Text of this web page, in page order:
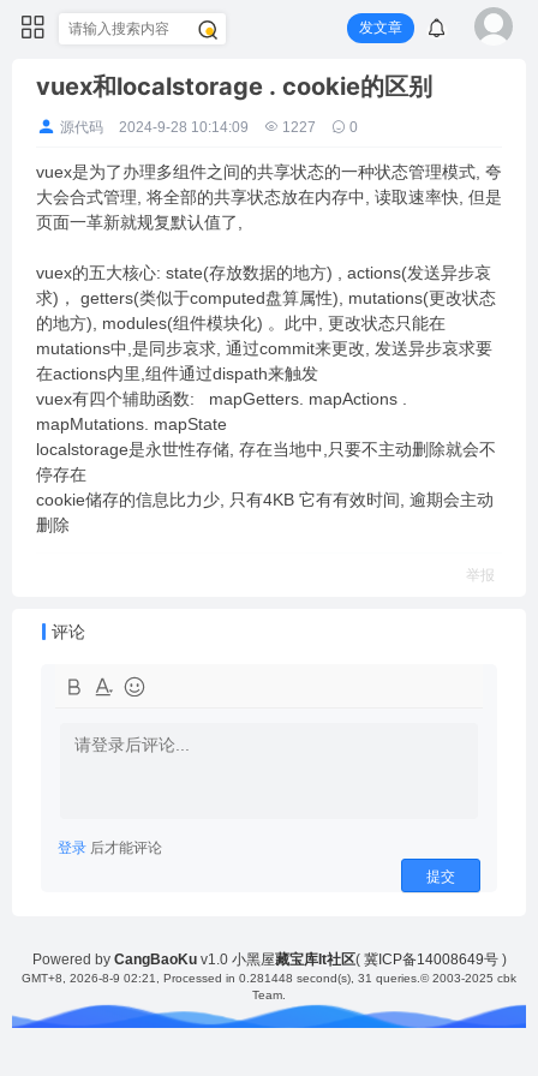
发文章
vuex和localstorage . cookie的区别
源代码 2024-9-28 10:14:09 1227 0
vuex是为了办理多组件之间的共享状态的一种状态管理模式, 夸
大会合式管理, 将全部的共享状态放在内存中, 读取速率快, 但是
页面一革新就规复默认值了,
vuex的五大核心: state(存放数据的地方) , actions(发送异步哀
求)， getters(类似于computed盘算属性), mutations(更改状态
的地方), modules(组件模块化) 。此中, 更改状态只能在
mutations中,是同步哀求, 通过commit来更改, 发送异步哀求要
在actions内里,组件通过dispath来触发
vuex有四个辅助函数: mapGetters. mapActions .
mapMutations. mapState
localstorage是永世性存储, 存在当地中,只要不主动删除就会不
停存在
cookie储存的信息比力少, 只有4KB 它有有效时间, 逾期会主动
删除
举报
评论
登录 后才能评论
提交
Powered by CangBaoKu v1.0 小黑屋藏宝库It社区( 冀ICP备14008649号)
GMT+8, 2026-8-9 02:21 , Processed in 0.281448 second(s), 31 queries. © 2003-2025 cbk
Team.